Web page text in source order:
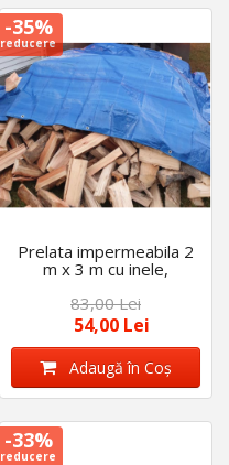
-35%
reducere
Prelata impermeabila 2
m x 3 m cu inele,
calitate premium,
albastra
83,00 Lei
54,00 Lei
Adaugă în Coş
-33%
reducere